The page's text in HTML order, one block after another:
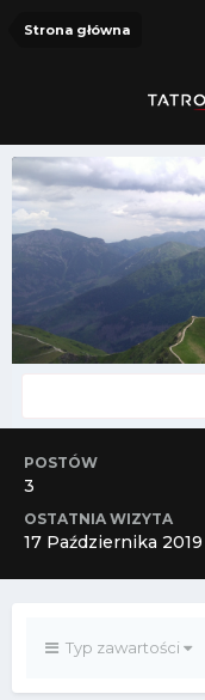
Strona główna
POSTÓW
3
OSTATNIA WIZYTA
17 Października 2019
Typ zawartości